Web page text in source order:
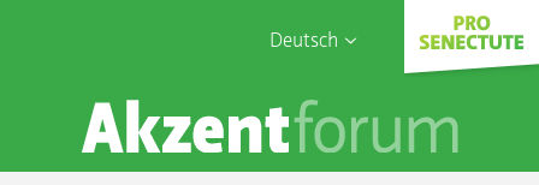
Deutsch
English
Français
Sophia Care